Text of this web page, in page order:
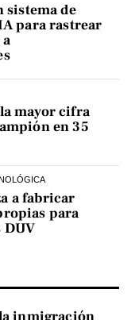
sistema de
para rastrear
mayor cifra
en 35
a fabricar
para